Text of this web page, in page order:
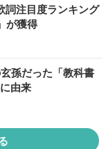
詞注目度ランキング
が獲得
孫だった「教科書
由来